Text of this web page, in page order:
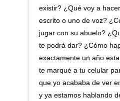
existir? ¿Qué voy a
escrito o uno de voz?
jugar con su abuelo?
te podrá dar? ¿Cómo
exactamente un año
te marqué a tu celular
que yo acababa de ver
y ya estamos hablando